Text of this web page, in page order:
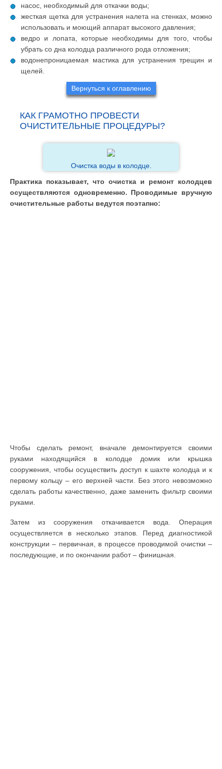
насос, необходимый для откачки воды;
жесткая щетка для устранения налета на стенках, можно
использовать и моющий аппарат высокого давления;
ведро и лопата, которые необходимы для того, чтобы
убрать со дна колодца различного рода отложения;
водонепроницаемая мастика для устранения трещин и
щелей.
Вернуться к оглавлению
КАК ГРАМОТНО ПРОВЕСТИ
ОЧИСТИТЕЛЬНЫЕ ПРОЦЕДУРЫ?
Очистка воды в колодце.
Практика показывает, что очистка и ремонт колодцев
осуществляются одновременно. Проводимые вручную
очистительные работы ведутся поэтапно:
Чтобы сделать ремонт, вначале демонтируется своими
руками находящийся в колодце домик или крышка
сооружения, чтобы осуществить доступ к шахте колодца и к
первому кольцу – его верхней части. Без этого невозможно
сделать работы качественно, даже заменить фильтр своими
руками.
Затем из сооружения откачивается вода. Операция
осуществляется в несколько этапов. Перед диагностикой
конструкции – первичная, в процессе проводимой очистки –
последующие, и по окончании работ – финишная.